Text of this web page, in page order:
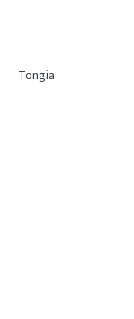
Tongia